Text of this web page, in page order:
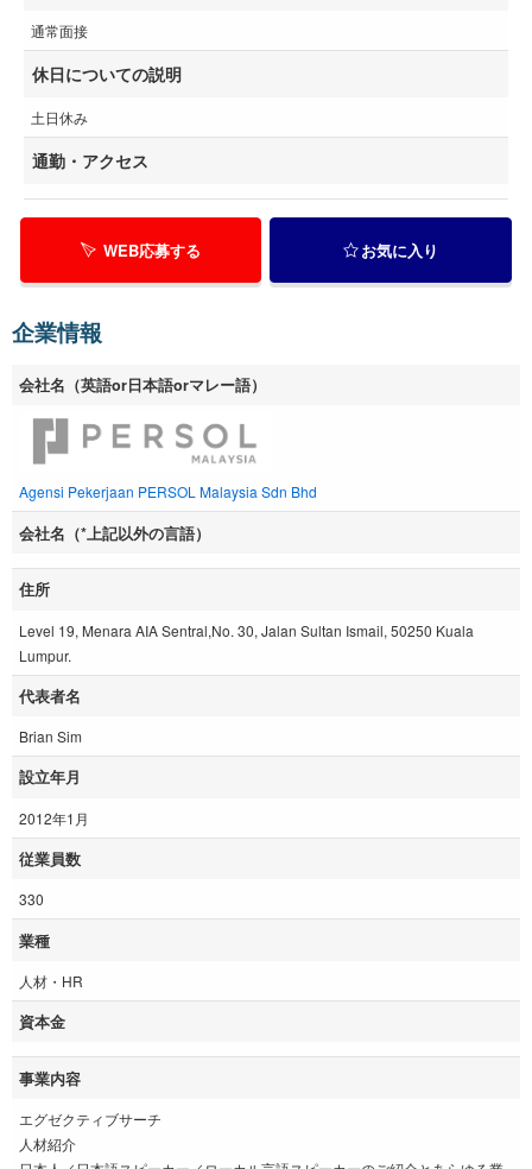
通常面接
休日についての説明
土日休み
通勤・アクセス
WEB応募する お気に入り
企業情報
会社名（英語or日本語orマレー語）
Agensi Pekerjaan PERSOL Malaysia Sdn Bhd
会社名（*上記以外の言語）
住所
Level 19, Menara AIA Sentral,No. 30, Jalan Sultan Ismail, 50250 Kuala
Lumpur.
代表者名
Brian Sim
設立年月
2012年1月
従業員数
330
業種
人材・HR
資本金
事業内容
エグゼクティブサーチ
人材紹介